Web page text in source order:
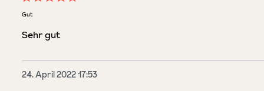
Bewertung mit 5 von 5 Sternen
Gut
Sehr gut
24. April 2022 17:53